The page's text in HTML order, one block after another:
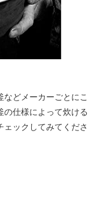
どメーカーごとにこ
の仕様によって炊ける
ックしてみてくださ